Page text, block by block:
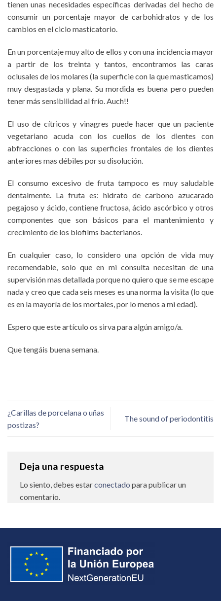
tienen unas necesidades específicas derivadas del hecho de
consumir un porcentaje mayor de carbohidratos y de los
cambios en el ciclo masticatorio.
En un porcentaje muy alto de ellos y con una incidencia mayor
a partir de los treinta y tantos, encontramos las caras
oclusales de los molares (la superficie con la que masticamos)
muy desgastada y plana. Su mordida es buena pero pueden
tener más sensibilidad al frío. Auch!!
El uso de cítricos y vinagres puede hacer que un paciente
vegetariano acuda con los cuellos de los dientes con
abfracciones o con las superficies frontales de los dientes
anteriores mas débiles por su disolución.
El consumo excesivo de fruta tampoco es muy saludable
dentalmente. La fruta es: hidrato de carbono azucarado
pegajoso y ácido, contiene fructosa, ácido ascórbico y otros
componentes que son básicos para el mantenimiento y
crecimiento de los biofilms bacterianos.
En cualquier caso, lo considero una opción de vida muy
recomendable, solo que en mi consulta necesitan de una
supervisión mas detallada porque no quiero que se me escape
nada y creo que cada seis meses es una norma la visita (lo que
es en la mayoría de los mortales, por lo menos a mi edad).
Espero que este artículo os sirva para algún amigo/a.
Que tengáis buena semana.
¿Carillas de porcelana o uñas
postizas?
The sound of periodontitis
Deja una respuesta
Lo siento, debes estarconectado para publicar un
comentario.